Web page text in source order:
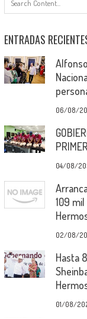
ENTRADAS
06/08/
04/08/
109
02/08/
Hasta
01/08/